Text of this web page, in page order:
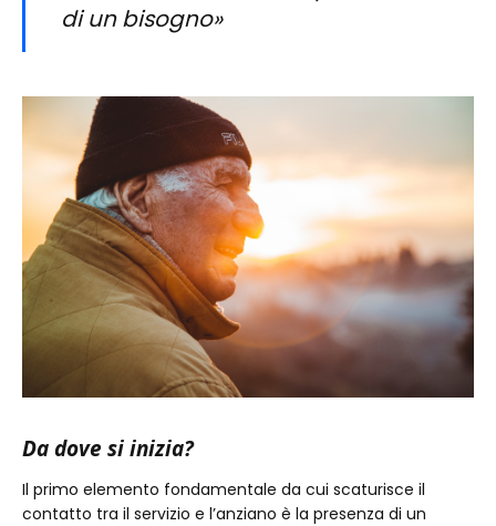
di un bisogno»
Da dove si inizia?
Il primo elemento fondamentale da cui scaturisce il
contatto tra il servizio e l’anziano è la presenza di un